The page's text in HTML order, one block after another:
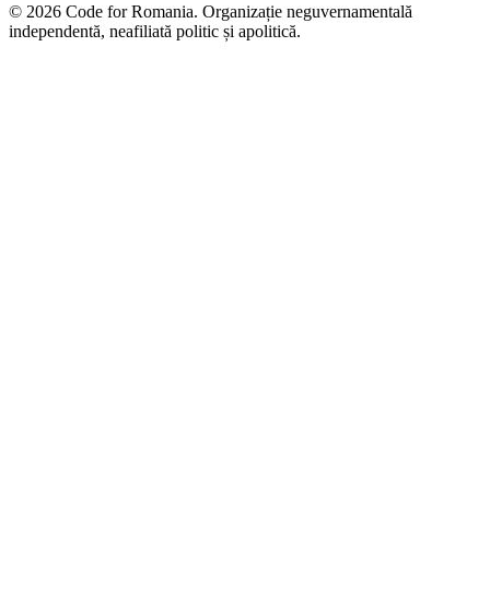
© 2026 Code for Romania. Organizație neguvernamentală
independentă, neafiliată politic și apolitică.